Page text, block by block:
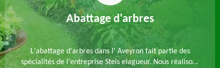
Abattage d'arbres
L'abattage d'arbres dans l' Aveyron fait partie des
spécialités de l'entreprise Steis elagueur. Nous réalisons